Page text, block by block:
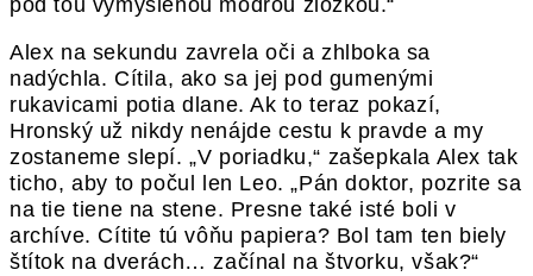
pod tou vymyslenou modrou zložkou.“
Alex na sekundu zavrela oči a zhlboka sa
nadýchla. Cítila, ako sa jej pod gumenými
rukavicami potia dlane. Ak to teraz pokazí,
Hronský už nikdy nenájde cestu k pravde a my
zostaneme slepí. „V poriadku,“ zašepkala Alex tak
ticho, aby to počul len Leo. „Pán doktor, pozrite sa
na tie tiene na stene. Presne také isté boli v
archíve. Cítite tú vôňu papiera? Bol tam ten biely
štítok na dverách… začínal na štvorku, však?“